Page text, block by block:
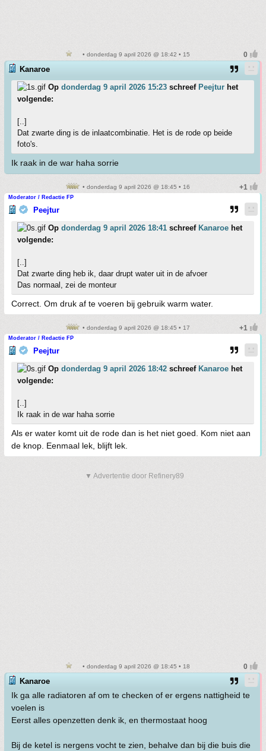
• donderdag 9 april 2026 @ 18:42 • 15
Kanaroe
Op donderdag 9 april 2026 15:23 schreef Peejtur het
volgende:
[..]
Dat zwarte ding is de inlaatcombinatie. Het is de rode op beide
foto's.
Ik raak in de war haha sorrie
• donderdag 9 april 2026 @ 18:45 • 16
Moderator / Redactie FP
Peejtur
Op donderdag 9 april 2026 18:41 schreef Kanaroe het
volgende:
[..]
Dat zwarte ding heb ik, daar drupt water uit in de afvoer
Das normaal, zei de monteur
Correct. Om druk af te voeren bij gebruik warm water.
• donderdag 9 april 2026 @ 18:45 • 17
Moderator / Redactie FP
Peejtur
Op donderdag 9 april 2026 18:42 schreef Kanaroe het
volgende:
[..]
Ik raak in de war haha sorrie
Als er water komt uit de rode dan is het niet goed. Kom niet aan
de knop. Eenmaal lek, blijft lek.
▼ Advertentie door Refinery89
• donderdag 9 april 2026 @ 18:45 • 18
Kanaroe
Ik ga alle radiatoren af om te checken of er ergens nattigheid te
voelen is
Eerst alles openzetten denk ik, en thermostaat hoog
Bij de ketel is nergens vocht te zien, behalve dan bij die buis die